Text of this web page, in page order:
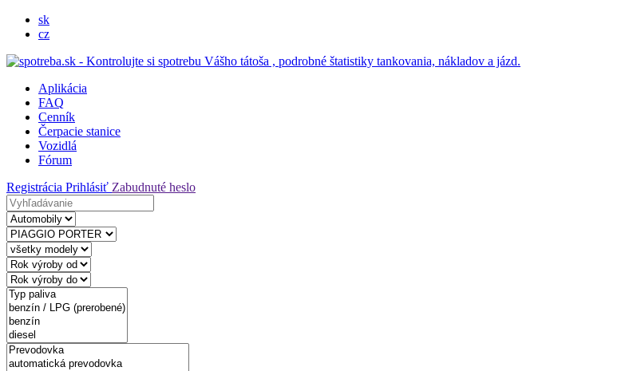
sk
cz
Aplikácia
FAQ
Cenník
Čerpacie stanice
Vozidlá
Fórum
Registrácia Prihlásiť Zabudnuté heslo